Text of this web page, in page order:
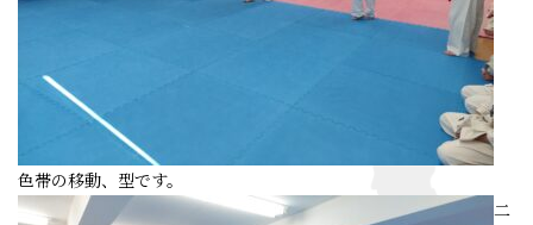
色帯の移動、型です。
二